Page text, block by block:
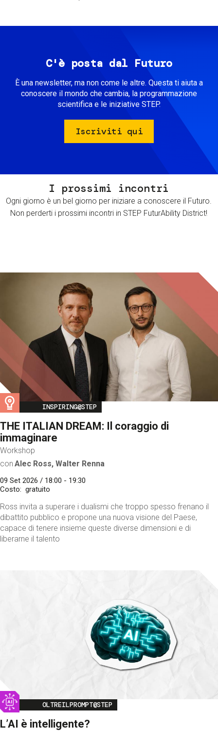
C'è posta dal Futuro
È una newsletter, ma non come le altre. Questa ti aiuta a
conoscere il mondo che cambia, la programmazione
scientifica e le iniziative STEP.
Iscriviti qui
I prossimi incontri
Ogni giorno è un bel giorno per iniziare a conoscere il Futuro.
Non perderti i prossimi incontri in STEP FuturAbility District!
Image
INSPIRING@STEP
THE ITALIAN DREAM: Il coraggio di
immaginare
Workshop
con Alec Ross, Walter Renna
09 Set 2026 / 18:00 - 19:30
Costo
gratuito
Ross invita a superare i dualismi che troppo spesso frenano il
dibattito pubblico e propone una nuova visione del Paese,
capace di tenere insieme queste diverse dimensioni e di
liberarne il talento
Image
OLTREILPROMPT@STEP
L’AI è intelligente?